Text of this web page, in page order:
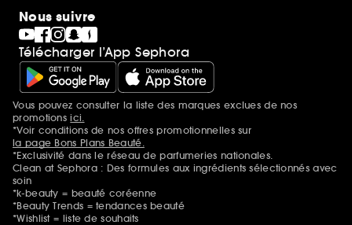
Nous suivre
Télécharger l’App Sephora
Mentions additionnelles
Vous pouvez consulter la liste des marques exclues de nos
promotionsici.
*Voir conditions de nos offres promotionnelles sur
la page Bons Plans Beauté.
*Exclusivité dans le réseau de parfumeries nationales.
Clean at Sephora : Des formules aux ingrédients sélectionnés avec
soin
*k-beauty = beauté coréenne
*Beauty Trends = tendances beauté
*Wishlist = liste de souhaits